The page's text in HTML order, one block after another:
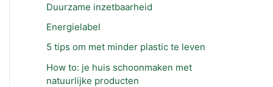
Duurzame inzetbaarheid
Energielabel
5 tips om met minder plastic te leven
How to: je huis schoonmaken met
natuurlijke producten